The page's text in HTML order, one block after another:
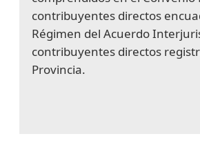
contribuyentes directos
Régimen del Acuerdo
contribuyentes directos
Provincia.